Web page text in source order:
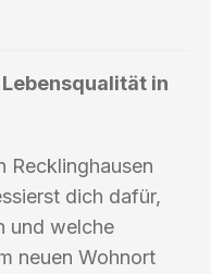
in
Recklinghausen
dich dafür,
und welche
neuen Wohnort